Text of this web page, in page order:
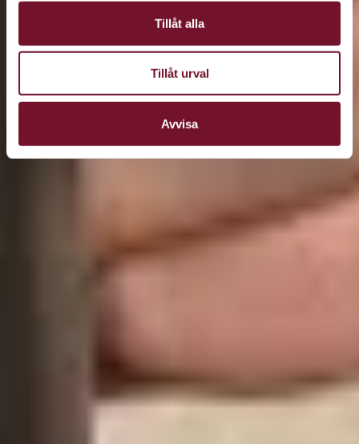
Tillåt alla
Tillåt urval
Avvisa